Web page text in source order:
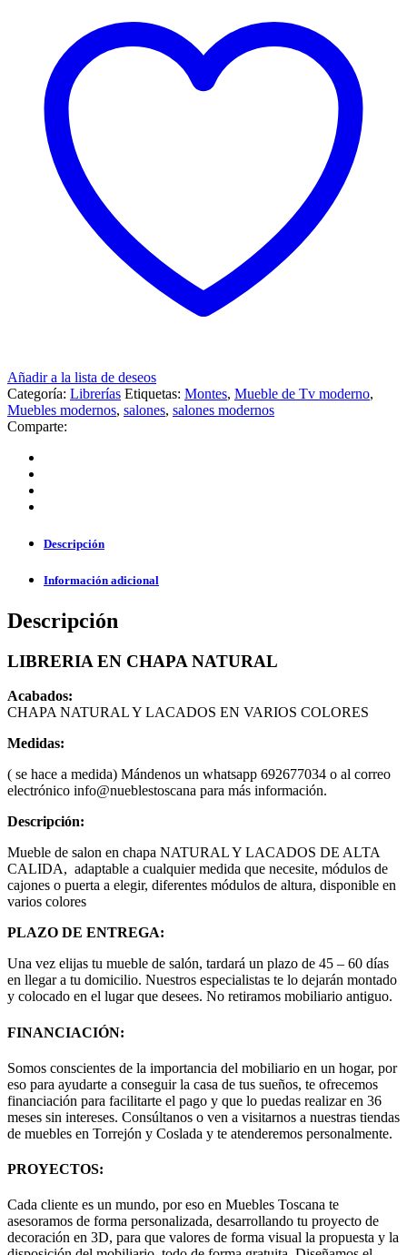
Añadir a la lista de deseos
Categoría: Librerías Etiquetas: Montes, Mueble de Tv moderno,
Muebles modernos, salones, salones modernos
Comparte:
Descripción
Información adicional
Descripción
LIBRERIA EN CHAPA NATURAL
Acabados:
CHAPA NATURAL Y LACADOS EN VARIOS COLORES
Medidas:
( se hace a medida) Mándenos un whatsapp 692677034 o al correo
electrónico info@nueblestoscana para más información.
Descripción:
Mueble de salon en chapa NATURAL Y LACADOS DE ALTA
CALIDA, adaptable a cualquier medida que necesite, módulos de
cajones o puerta a elegir, diferentes módulos de altura, disponible en
varios colores
PLAZO DE ENTREGA:
Una vez elijas tu mueble de salón, tardará un plazo de 45 – 60 días
en llegar a tu domicilio. Nuestros especialistas te lo dejarán montado
y colocado en el lugar que desees. No retiramos mobiliario antiguo.
FINANCIACIÓN:
Somos conscientes de la importancia del mobiliario en un hogar, por
eso para ayudarte a conseguir la casa de tus sueños, te ofrecemos
financiación para facilitarte el pago y que lo puedas realizar en 36
meses sin intereses. Consúltanos o ven a visitarnos a nuestras tiendas
de muebles en Torrejón y Coslada y te atenderemos personalmente.
PROYECTOS:
Cada cliente es un mundo, por eso en Muebles Toscana te
asesoramos de forma personalizada, desarrollando tu proyecto de
decoración en 3D, para que valores de forma visual la propuesta y la